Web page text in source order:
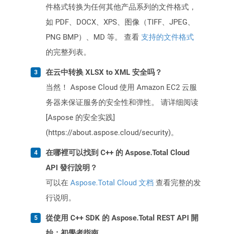
件格式转换为任何其他产品系列的文件格式，
如 PDF、DOCX、XPS、图像（TIFF、JPEG、
PNG BMP）、MD 等。 查看 支持的文件格式
的完整列表。
在云中转换 XLSX to XML 安全吗？
当然！ Aspose Cloud 使用 Amazon EC2 云服
务器来保证服务的安全性和弹性。 请详细阅读
[Aspose 的安全实践]
(https://about.aspose.cloud/security)。
在哪裡可以找到 C++ 的 Aspose.Total Cloud
API 發行說明？
可以在 Aspose.Total Cloud 文档 查看完整的发
行说明。
從使用 C++ SDK 的 Aspose.Total REST API 開